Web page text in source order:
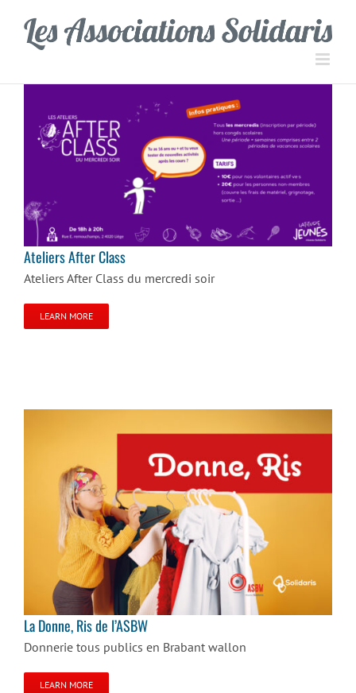
contenu
Ateliers After Class
Ateliers After Class
Ateliers After Class du mercredi soir
LEARN MORE
La Donne, Ris de l’ASBW
La Donne, Ris de l’ASBW
Donnerie tous publics en Brabant wallon
LEARN MORE